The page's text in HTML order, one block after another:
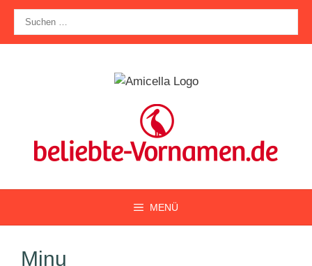
Zum
Inhalt
springen
nach:
MENÜ
Minu